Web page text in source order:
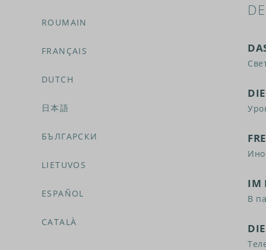
ROUMAIN
FRANÇAIS
DUTCH
日本語
БЪЛГАРСКИ
LIETUVOS
ESPAÑOL
CATALÀ
IM
В